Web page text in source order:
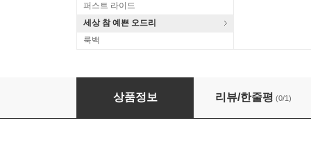
퍼스트 라이드
세상 참 예쁜 오드리
룩백
Sebastian Bach - Give 'Em Hell
상품정보 리뷰/한줄평 (0/1)